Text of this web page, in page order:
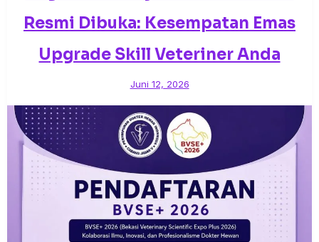
Resmi Dibuka: Kesempatan Emas
Upgrade Skill Veteriner Anda
Juni 12, 2026